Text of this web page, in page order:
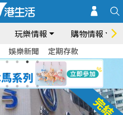
玩樂情報 購物情報
娛樂新聞 定期存款